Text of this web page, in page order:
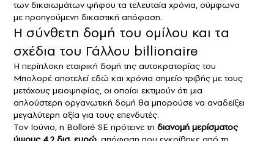
των δικαιωμάτων ψήφου τα τελευταία χρόνια, σύμφωνα
με προηγούμενη δικαστική απόφαση.
Η σύνθετη δομή του ομίλου και τα
σχέδια του Γάλλου billionaire
Η περίπλοκη εταιρική δομή της αυτοκρατορίας του
Μπολορέ αποτελεί εδώ και χρόνια σημείο τριβής με τους
μετόχους μειοψηφίας, οι οποίοι εκτιμούν ότι μια
απλούστερη οργανωτική δομή θα μπορούσε να αναδείξει
μεγαλύτερη αξία για τους επενδυτές.
Τον Ιούνιο, η Bolloré SE πρότεινε τη διανομή μερίσματος